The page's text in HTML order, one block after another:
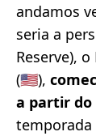
andamos
seria a
Reserve),
(🇺🇸),
a partir do